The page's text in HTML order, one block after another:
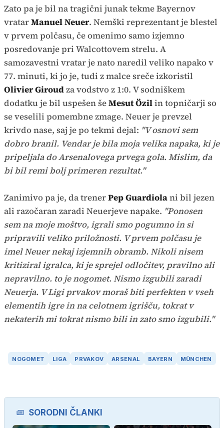
Zato pa je bil na tragični junak tekme Bayernov
vratarManuel Neuer. Nemški reprezentant je blestel
v prvem polčasu, če omenimo samo izjemno
posredovanje pri Walcottovem strelu. A
samozavestni vratar je nato naredil veliko napako v
77. minuti, ki jo je, tudi z malce sreče izkoristil
Olivier Giroudza vodstvo z 1:0. V sodniškem
dodatku je bil uspešen šeMesut Özilin topničarji so
se veselili pomembne zmage. Neuer je prevzel
krivdo nase, saj je po tekmi dejal: "V osnovi sem
dobro branil. Vendar je bila moja velika napaka, ki je
pripeljala do Arsenalovega prvega gola. Mislim, da
bi bil remi bolj primeren rezultat."
Zanimivo pa je, da trenerPep Guardiolani bil jezen
ali razočaran zaradi Neuerjeve napake. "Ponosen
sem na moje moštvo, igrali smo pogumno in si
pripravili veliko priložnosti. V prvem polčasu je
imel Neuer nekaj izjemnih obramb. Nikoli nisem
kritiziral igralca, ki je sprejel odločitev, pravilno ali
nepravilno. to je nogomet. Nismo izgubili zaradi
Neuerja. V Ligi prvakov moraš biti perfekten v vseh
elementih igre in na celotnem igrišču, tokrat v
nekaterih mi tokrat nismo bili in zato smo izgubili."
NOGOMET LIGA PRVAKOV ARSENAL BAYERN MÜNCHEN
SORODNI ČLANKI